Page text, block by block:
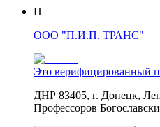
П
ООО "П.И.П. ТРАНС"
Это верифицированный
ДНР 83405, г. Донецк,
Профессоров